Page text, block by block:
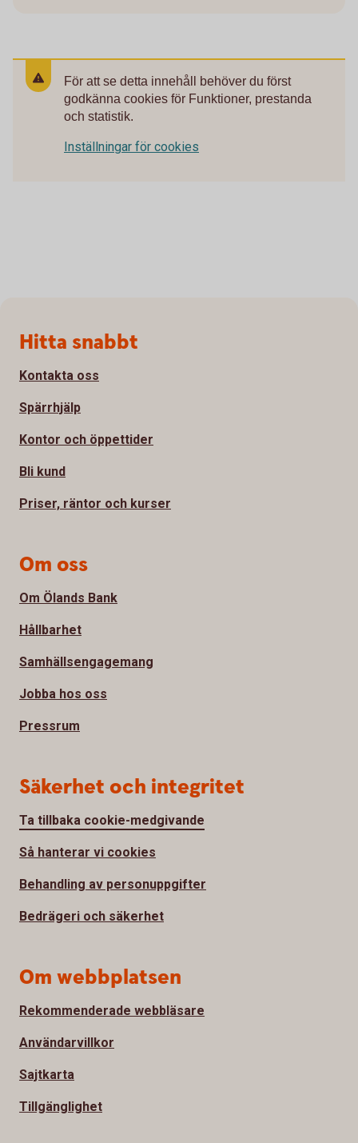
För att se detta innehåll behöver du först
godkänna cookies för Funktioner, prestanda
och statistik.
Inställningar för cookies
Sidfot
Hitta snabbt
Kontakta oss
Spärrhjälp
Kontor och öppettider
Bli kund
Priser, räntor och kurser
Om oss
Om Ölands Bank
Hållbarhet
Samhällsengagemang
Jobba hos oss
Pressrum
Säkerhet och integritet
Ta tillbaka cookie-medgivande
Så hanterar vi cookies
Behandling av personuppgifter
Bedrägeri och säkerhet
Om webbplatsen
Rekommenderade webbläsare
Användarvillkor
Sajtkarta
Tillgänglighet